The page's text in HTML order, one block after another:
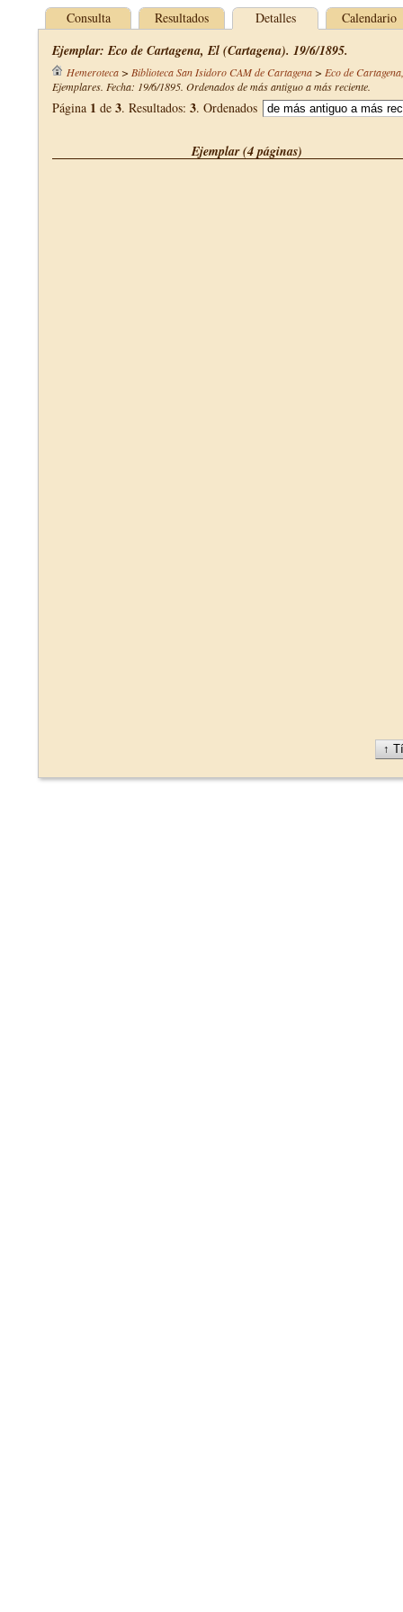
Consulta Resultados Detalles Calendario
Ejemplar: Eco de Cartagena, El (Cartagena). 19/6/1895.
Hemeroteca> Biblioteca San Isidoro CAM de Cartagena> Eco de
Ejemplares. Fecha: 19/6/1895. Ordenados de más antiguo a más reciente.
Página 1 de 3. Resultados: 3. Ordenados
Ejemplar (4 páginas)